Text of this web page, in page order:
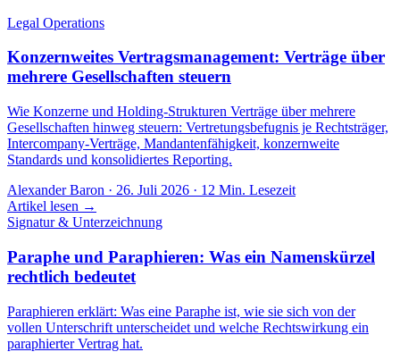
Legal Operations
Konzernweites Vertragsmanagement: Verträge über
mehrere Gesellschaften steuern
Wie Konzerne und Holding-Strukturen Verträge über mehrere
Gesellschaften hinweg steuern: Vertretungsbefugnis je Rechtsträger,
Intercompany-Verträge, Mandantenfähigkeit, konzernweite
Standards und konsolidiertes Reporting.
Alexander Baron · 26. Juli 2026 · 12 Min. Lesezeit
Artikel lesen →
Signatur & Unterzeichnung
Paraphe und Paraphieren: Was ein Namenskürzel
rechtlich bedeutet
Paraphieren erklärt: Was eine Paraphe ist, wie sie sich von der
vollen Unterschrift unterscheidet und welche Rechtswirkung ein
paraphierter Vertrag hat.